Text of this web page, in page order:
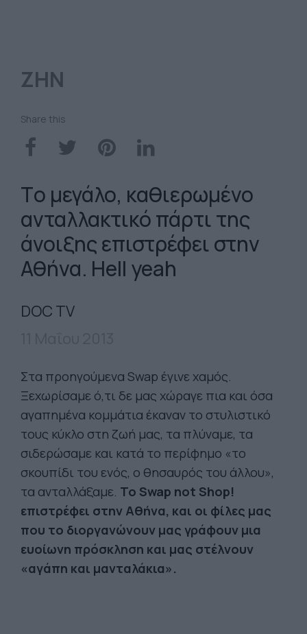
ΖΗΝ
Share this
Tο μεγάλο, καθιερωμένο
ανταλλακτικό πάρτι της
άνοιξης επιστρέφει στην
Αθήνα. Hell yeah
DOC TV
Στα προηγούμενα Swap έγινε χαμός.
Ξεχωρίσαμε ό,τι δε μας χώραγε πια και όσα
αγαπημένα κομμάτια έκαναν το στυλιστικό
τους κύκλο στη ζωή μας, τα πλύναμε, τα
σιδερώσαμε και κατά το περίφημο «το
σκουπίδι του ενός, ο θησαυρός του άλλου»,
τα ανταλλάξαμε. Το Swap not Shop!
επιστρέφει στην Αθήνα, και οι φίλες μας
που το διοργανώνουν μας γράφουν μια
ευοίωνη πρόσκληση και μας στέλνουν
«αγάπη και μανταλάκια».